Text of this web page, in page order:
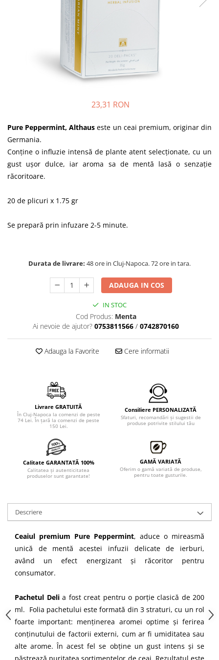
23,31 RON
Pure Peppermint, Althaus este un ceai premium, originar din
Germania.
Conține o influzie intensă de plante atent selecționate, cu un
gust ușor dulce, iar aroma sa de mentă lasă o senzație
răcoritoare.
20 de plicuri x 1.75 gr
Se prepară prin infuzare 2-5 minute.
Durata de livrare: 48 ore in Cluj-Napoca. 72 ore in tara.
ADAUGA IN COS
IN STOC
Cod Produs: Menta
Ai nevoie de ajutor? 0753811566 / 0742870160
Adauga la Favorite Cere informatii
Livrare GRATUITĂ
În Cluj-Napoca la comenzi de peste
74 Lei. În ţară la comenzi de peste
150 Lei.
Consiliere PERSONALIZATĂ
Sfaturi, recomandări şi sugestii de
produse potrivite stilului tău
Calitate GARANTATĂ 100%
Calitatea şi autenticitatea
produselor sunt garantate!
GAMĂ VARIATĂ
Oferim o gamă variată de produse,
pentru toate gusturile.
Descriere
Ceaiul premium Pure Peppermint, aduce o mireasmă
unică de mentă acestei infuzii delicate de ierburi,
având un efect energizant și răcoritor pentru
consumator.
Pachetul Deli a fost creat pentru o porție clasică de 200
ml. Folia pachetului este formată din 3 straturi, cu un rol
foarte important: menținerea aromei optime și ferirea
conținutului de factorii externi, cum ar fi umiditatea sau
alte arome. În acest fel se obţine un gust intens și se